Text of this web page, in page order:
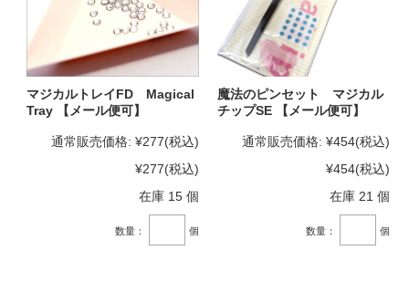
マジカルトレイFD Magical
Tray 【メール便可】
通常販売価格: ¥277(税込)
¥277(税込)
在庫 15 個
数量： 個
魔法のピンセット マジカル
チップSE 【メール便可】
通常販売価格: ¥454(税込)
¥454(税込)
在庫 21 個
数量： 個